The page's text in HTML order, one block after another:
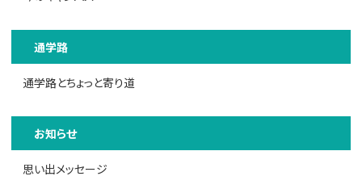
通学路
通学路とちょっと寄り道
お知らせ
思い出メッセージ